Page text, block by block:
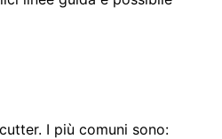
I più comuni sono: